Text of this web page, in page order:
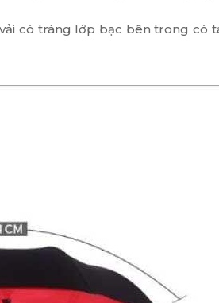
có tráng lớp bạc bên trong có